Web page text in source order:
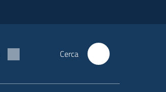
Cerca